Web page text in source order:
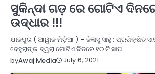
ସୁକିନ୍ଦା ଗଡ଼ ରେ ଗୋଟିଏ
ଉଦ୍ଧାର !!!
ଯାଜପୁର ( ଆୱାଜ ମିଡ଼ିଆ ) – ଜିଜ୍ଞାସୁ ସାହୁ : ପ୍ରଶିକ୍ଷିତ
ବେହୁରାଙ୍କ ଦ୍ୱରା ଗୋଟିଏ ଦିନରେ ୧୦ ଟି ସାପ…
byAwaj Media July 6, 2021